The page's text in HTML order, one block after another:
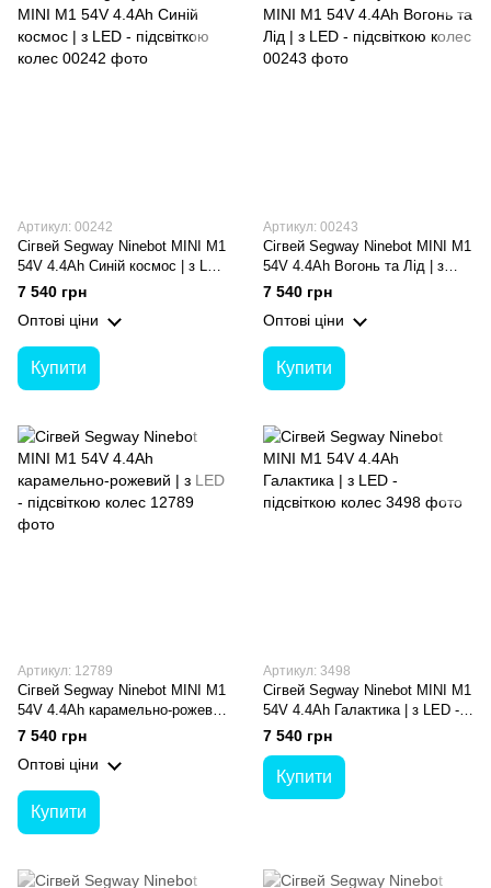
Артикул: 00242
Сігвей Segway Ninebot MINI M1
54V 4.4Ah Синій космос | з LED
- підсвіткою колес
7 540 грн
Оптові ціни
Купити
Артикул: 00243
Сігвей Segway Ninebot MINI M1
54V 4.4Ah Вогонь та Лід | з
LED - підсвіткою колес
7 540 грн
Оптові ціни
Купити
Артикул: 12789
Сігвей Segway Ninebot MINI M1
54V 4.4Ah карамельно-рожевий
| з LED - підсвіткою колес
7 540 грн
Оптові ціни
Купити
Артикул: 3498
Сігвей Segway Ninebot MINI M1
54V 4.4Ah Галактика | з LED -
підсвіткою колес
7 540 грн
Купити